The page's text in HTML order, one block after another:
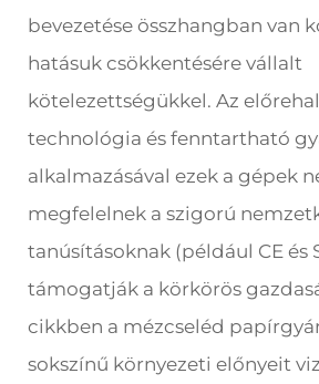
bevezetése összhangban van
hatásuk csökkentésére vállalt
kötelezettségükkel. Az
technológia és fenntartható
alkalmazásával ezek a gépek
megfelelnek a szigorú
tanúsításoknak (például CE és
támogatják a körkörös
cikkben a mézcseléd
sokszínű környezeti előnyeit